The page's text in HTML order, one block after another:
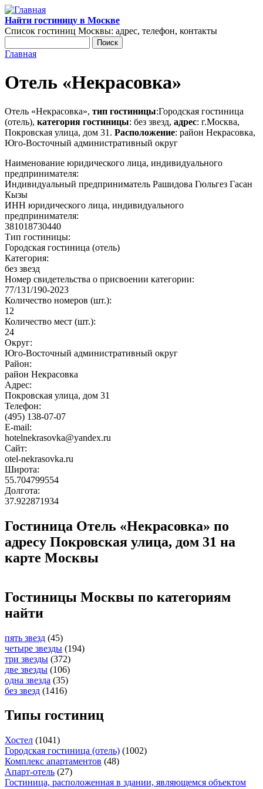
Перейти к основному содержанию
Найти гостиницу в Москве
Список гостиниц Москвы: адрес, телефон, контакты
Форма поиска
Главная
Отель «Некрасовка»
Отель «Некрасовка», тип гостиницы:Городская гостиница
(отель), категория гостиницы: без звезд, адрес: г.Москва,
Покровская улица, дом 31. Расположение: район Некрасовка,
Юго-Восточный административный округ
Наименование юридического лица, индивидуального
предпринимателя:
Индивидуальный предприниматель Рашидова Гюльгез Гасан
Кызы
ИНН юридического лица, индивидуального
предпринимателя:
381018730440
Тип гостиницы:
Городская гостиница (отель)
Категория:
без звезд
Номер свидетельства о присвоении категории:
77/131/190-2023
Количество номеров (шт.):
12
Количество мест (шт.):
24
Округ:
Юго-Восточный административный округ
Район:
район Некрасовка
Адрес:
Покровская улица, дом 31
Телефон:
(495) 138-07-07
E-mail:
hotelnekrasovka@yandex.ru
Сайт:
otel-nekrasovka.ru
Широта:
55.704799554
Долгота:
37.922871934
Гостиница Отель «Некрасовка» по
адресу Покровская улица, дом 31 на
карте Москвы
Гостиницы Москвы по категориям
найти
пять звезд (45)
четыре звезды (194)
три звезды (372)
две звезды (106)
одна звезда (35)
без звезд (1416)
Типы гостиниц
Хостел (1041)
Городская гостиница (отель) (1002)
Комплекс апартаментов (48)
Апарт-отель (27)
Гостиница, расположенная в здании, являющемся объектом